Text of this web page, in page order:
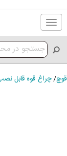
Toggle
navigation
قوچ/چراغ قوه قابل